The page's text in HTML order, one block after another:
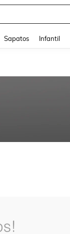
Sapatos Infantil